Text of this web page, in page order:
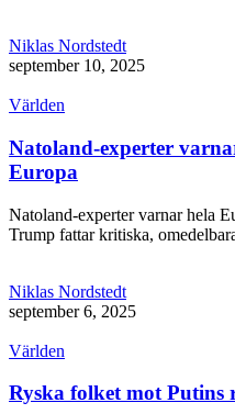
Niklas Nordstedt
september 10, 2025
Världen
Natoland-experter
Europa
Natoland-experter varnar hela
Trump fattar kritiska,
Niklas Nordstedt
september 6, 2025
Världen
Ryska folket mot Putins